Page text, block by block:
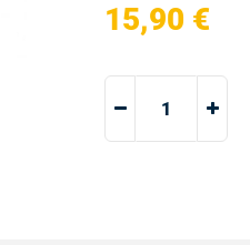
15,90 €